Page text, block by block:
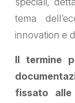
tema
innovation e
Il termine
fissato